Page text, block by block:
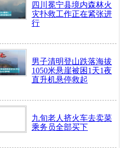
四川冕宁县境内森林火
灾扑救工作正在紧张进
行
男子清明登山跌落海拔
1050米悬崖被困1天1夜
直升机悬停救起
九旬老人挤火车去卖菜
乘务员全部买下